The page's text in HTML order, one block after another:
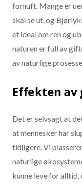
fornuft. Mange er
skal se ut, og
et ideal om ren og
naturen er full av
av naturlige
Effekten
Det er selvsagt at
at mennesker har
tidligere. Vi
naturlige
kunne leve for